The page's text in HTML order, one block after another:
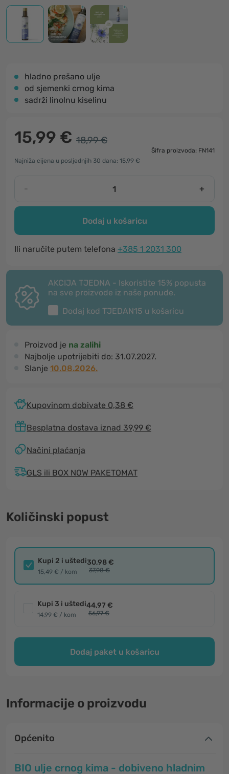
hladno prešano ulje
od sjemenki crnog kima
sadrži linolnu kiselinu
15,99 € 18,99 €
Šifra proizvoda: FN141
Najniža cijena u posljednjih 30 dana: 15,99 €
- +
Dodaj u košaricu
Ili naručite putem telefona +385 1 2031 300
AKCIJA TJEDNA - Iskoristite 15% popusta
na sve proizvode iz naše ponude.
Dodaj kod TJEDAN15 u košaricu
Proizvod je na zalihi
Najbolje upotrijebiti do: 31.07.2027.
Slanje 10.08.2026.
Kupovinom dobivate 0,38 €
Besplatna dostava iznad 39,99 €
Načini plaćanja
GLS ili BOX NOW PAKETOMAT
Količinski popust
Kupi 2 i uštedi
15,49 € / kom
30,98 €
37,98 €
Kupi 3 i uštedi
14,99 € / kom
44,97 €
56,97 €
Dodaj paket u košaricu
Informacije o proizvodu
Općenito
BIO ulje crnog kima - dobiveno hladnim